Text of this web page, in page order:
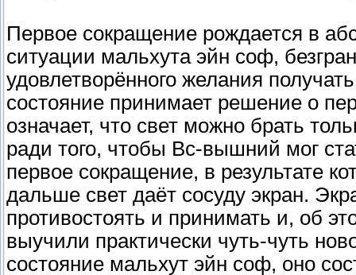
Первое сокращение рождается в
ситуации мальхута эйн соф,
удовлетворённого желания
состояние принимает решение о
означает, что свет можно брать
ради того, чтобы Вс-вышний мог
первое сокращение, в результате
дальше свет даёт сосуду экран.
противостоять и принимать и, об
выучили практически чуть-чуть
состояние мальхут эйн соф, оно